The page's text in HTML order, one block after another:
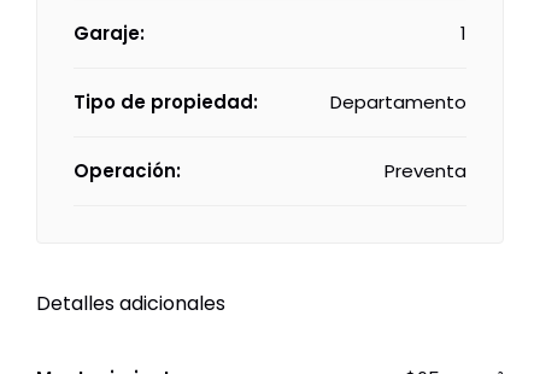
Garaje: 1
Tipo de propiedad: Departamento
Operación: Preventa
Detalles adicionales